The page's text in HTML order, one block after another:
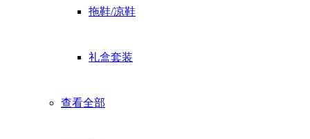
拖鞋/凉鞋
礼盒套装
查看全部